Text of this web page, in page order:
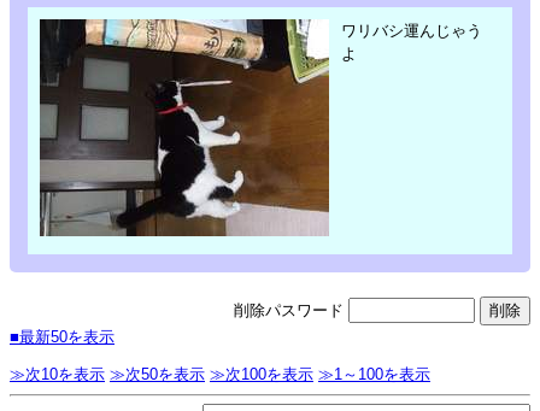
ワリバシ運んじゃう
よ
削除パスワード
■最新50を表示
≫次10を表示 ≫次50を表示 ≫次100を表示 ≫1～100を表示